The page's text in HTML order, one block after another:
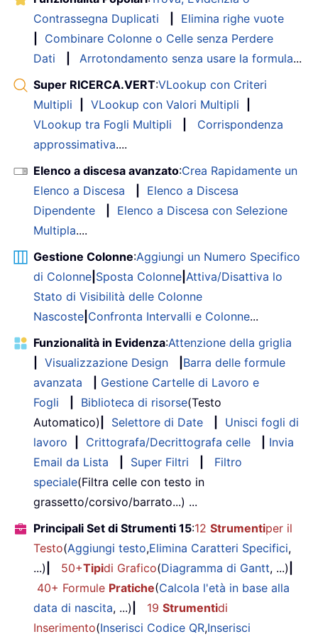
Contrassegna Duplicati
Elimina righe vuote
Combinare Colonne o Celle senza Perdere
Dati
Arrotondamento senza usare la formula...
Super RICERCA.VERT:VLookup con Criteri
Multipli
VLookup con Valori Multipli
VLookup tra Fogli Multipli
Corrispondenza
approssimativa....
Elenco a discesa avanzato:Crea Rapidamente un
Elenco a Discesa
Elenco a Discesa
Dipendente
Elenco a Discesa con Selezione
Multipla....
Gestione Colonne:Aggiungi un Numero Specifico
di Colonne Sposta Colonne Attiva/Disattiva lo
Stato di Visibilità delle Colonne
Nascoste Confronta Intervalli e Colonne...
Funzionalità in Evidenza:Attenzione della griglia
Visualizzazione Design
Barra delle formule
avanzata
Gestione Cartelle di Lavoro e
Fogli
Biblioteca di risorse(Testo
Automatico)
Selettore di Date
Unisci fogli di
lavoro
Crittografa/Decrittografa celle
Invia
Email da Lista
Super Filtri
Filtro
speciale(Filtra celle con testo in
grassetto/corsivo/barrato...) ...
Principali Set di Strumenti 15:12 Strumentiper il
Testo(Aggiungi testo,Elimina Caratteri Specifici,
...)
50+Tipidi Grafico(Diagramma di Gantt, ...)
40+ Formule Pratiche(Calcola l'età in base alla
data di nascita, ...) 19 Strumentidi
Inserimento(Inserisci Codice QR,Inserisci